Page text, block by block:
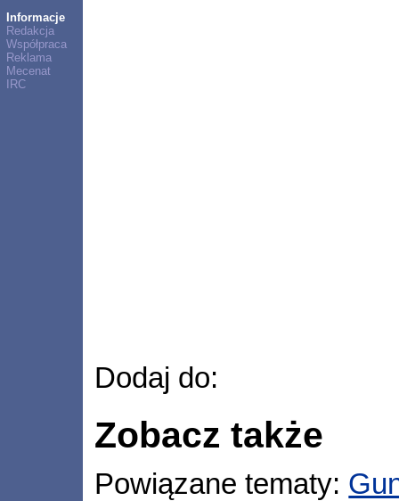
Informacje
Redakcja
Współpraca
Reklama
Mecenat
IRC
Dodaj do:
Zobacz także
Powiązane tematy: